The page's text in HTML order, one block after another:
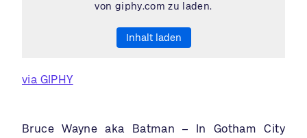
von giphy.com zu laden.
Inhalt laden
via GIPHY
Bruce Wayne aka Batman – In Gotham City